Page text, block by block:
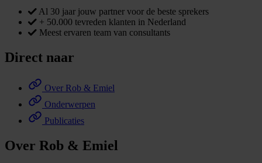
Al 30 jaar jouw partner voor de beste sprekers
+ 50.000 tevreden klanten in Nederland
Meest ervaren team van consultants
Direct naar
Over Rob & Emiel
Onderwerpen
Publicaties
Over Rob & Emiel